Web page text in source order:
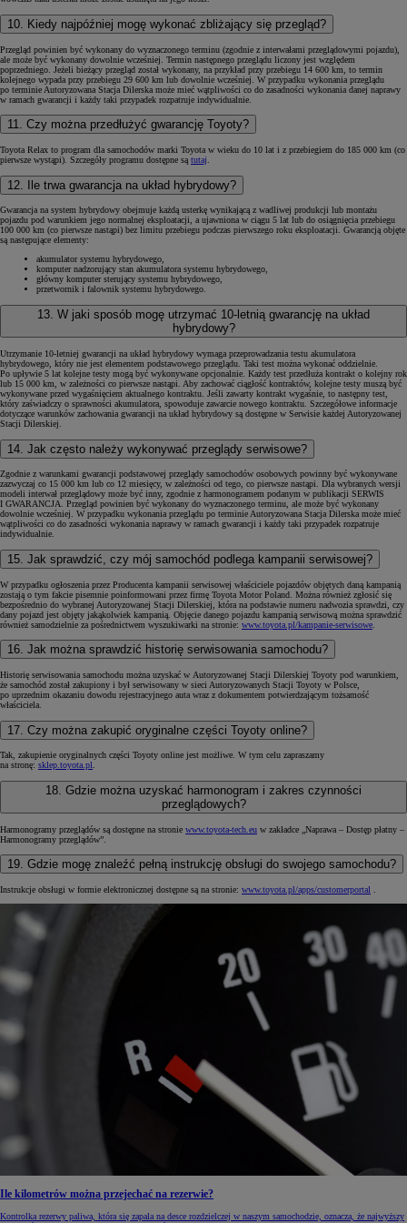
10. Kiedy najpóźniej mogę wykonać zbliżający się przegląd?
Przegląd powinien być wykonany do wyznaczonego terminu (zgodnie z interwałami przeglądowymi pojazdu),
ale może być wykonany dowolnie wcześniej. Termin następnego przeglądu liczony jest względem
poprzedniego. Jeżeli bieżący przegląd został wykonany, na przykład przy przebiegu 14 600 km, to termin
kolejnego wypada przy przebiegu 29 600 km lub dowolnie wcześniej. W przypadku wykonania przeglądu
po terminie Autoryzowana Stacja Dilerska może mieć wątpliwości co do zasadności wykonania danej naprawy
w ramach gwarancji i każdy taki przypadek rozpatruje indywidualnie.
11. Czy można przedłużyć gwarancję Toyoty?
Toyota Relax to program dla samochodów marki Toyota w wieku do 10 lat i z przebiegiem do 185 000 km (co
pierwsze wystąpi). Szczegóły programu dostępne są tutaj
12. Ile trwa gwarancja na układ hybrydowy?
Gwarancja na system hybrydowy obejmuje każdą usterkę wynikającą z wadliwej produkcji lub montażu
pojazdu pod warunkiem jego normalnej eksploatacji, a ujawniona w ciągu 5 lat lub do osiągnięcia przebiegu
100 000 km (co pierwsze nastąpi) bez limitu przebiegu podczas pierwszego roku eksploatacji. Gwarancją objęte
są następujące elementy:
akumulator systemu hybrydowego,
komputer nadzorujący stan akumulatora systemu hybrydowego,
główny komputer sterujący systemu hybrydowego,
przetwornik i falownik systemu hybrydowego.
13. W jaki sposób mogę utrzymać 10-letnią gwarancję na układ
hybrydowy?
Utrzymanie 10-letniej gwarancji na układ hybrydowy wymaga przeprowadzania testu akumulatora
hybrydowego, który nie jest elementem podstawowego przeglądu. Taki test można wykonać oddzielnie.
Po upływie 5 lat kolejne testy mogą być wykonywane opcjonalnie. Każdy test przedłuża kontrakt o kolejny rok
lub 15 000 km, w zależności co pierwsze nastąpi. Aby zachować ciągłość kontraktów, kolejne testy muszą być
wykonywane przed wygaśnięciem aktualnego kontraktu. Jeśli zawarty kontrakt wygaśnie, to następny test,
który zaświadczy o sprawności akumulatora, spowoduje zawarcie nowego kontraktu. Szczegółowe informacje
dotyczące warunków zachowania gwarancji na układ hybrydowy są dostępne w Serwisie każdej Autoryzowanej
Stacji Dilerskiej.
14. Jak często należy wykonywać przeglądy serwisowe?
Zgodnie z warunkami gwarancji podstawowej przeglądy samochodów osobowych powinny być wykonywane
zazwyczaj co 15 000 km lub co 12 miesięcy, w zależności od tego, co pierwsze nastąpi. Dla wybranych wersji
modeli interwał przeglądowy może być inny, zgodnie z harmonogramem podanym w publikacji SERWIS
I GWARANCJA. Przegląd powinien być wykonany do wyznaczonego terminu, ale może być wykonany
dowolnie wcześniej. W przypadku wykonania przeglądu po terminie Autoryzowana Stacja Dilerska może mieć
wątpliwości co do zasadności wykonania naprawy w ramach gwarancji i każdy taki przypadek rozpatruje
indywidualnie.
15. Jak sprawdzić, czy mój samochód podlega kampanii serwisowej?
W przypadku ogłoszenia przez Producenta kampanii serwisowej właściciele pojazdów objętych daną kampanią
zostają o tym fakcie pisemnie poinformowani przez firmę Toyota Motor Poland. Można również zgłosić się
bezpośrednio do wybranej Autoryzowanej Stacji Dilerskiej, która na podstawie numeru nadwozia sprawdzi, czy
dany pojazd jest objęty jakąkolwiek kampanią. Objęcie danego pojazdu kampanią serwisową można sprawdzić
również samodzielnie za pośrednictwem wyszukiwarki na stronie: www.toyota.pl/kampanie-serwisowe
16. Jak można sprawdzić historię serwisowania samochodu?
Historię serwisowania samochodu można uzyskać w Autoryzowanej Stacji Dilerskiej Toyoty pod warunkiem,
że samochód został zakupiony i był serwisowany w sieci Autoryzowanych Stacji Toyoty w Polsce,
po uprzednim okazaniu dowodu rejestracyjnego auta wraz z dokumentem potwierdzającym tożsamość
właściciela.
17. Czy można zakupić oryginalne części Toyoty online?
Tak, zakupienie oryginalnych części Toyoty online jest możliwe. W tym celu zapraszamy
na stronę: sklep.toyota.pl.
18. Gdzie można uzyskać harmonogram i zakres czynności
przeglądowych?
Harmonogramy przeglądów są dostępne na stronie www.toyota-tech.eu w zakładce „Naprawa – Dostęp płatny –
Harmonogramy przeglądów”.
19. Gdzie mogę znaleźć pełną instrukcję obsługi do swojego samochodu?
Instrukcje obsługi w formie elektronicznej dostępne są na stronie: www.toyota.pl/apps/customerportal
Ile kilometrów można przejechać na rezerwie?
Kontrolka rezerwy paliwa, która się zapala na desce rozdzielczej w naszym samochodzie, oznacza, że najwyższy